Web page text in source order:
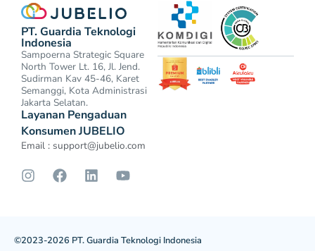
PT. Guardia Teknologi
Indonesia
Sampoerna Strategic Square
North Tower Lt. 16, Jl. Jend.
Sudirman Kav 45-46, Karet
Semanggi, Kota Administrasi
Jakarta Selatan.
Layanan Pengaduan
Konsumen JUBELIO
Email : support@jubelio.com
©2023-2026 PT. Guardia Teknologi Indonesia